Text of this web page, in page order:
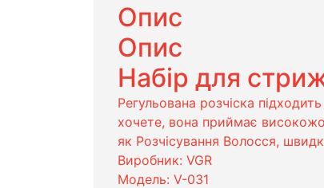
Опис
Опис
Набір для
Регульована розчіска
хочете, вона приймає
як Розчісування Волосся,
Виробник: VGR
Модель: V-031